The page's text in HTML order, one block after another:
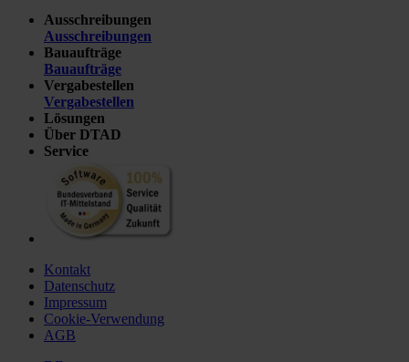
Ausschreibungen
Ausschreibungen
Bauaufträge
Bauaufträge
Vergabestellen
Vergabestellen
Lösungen
Über DTAD
Service
Kontakt
Datenschutz
Impressum
Cookie-Verwendung
AGB